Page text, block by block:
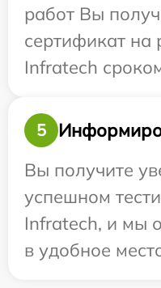
работ Вы
сертификат на
Infratech
5
Вы получите
успешном
Infratech, и мы
в удобное